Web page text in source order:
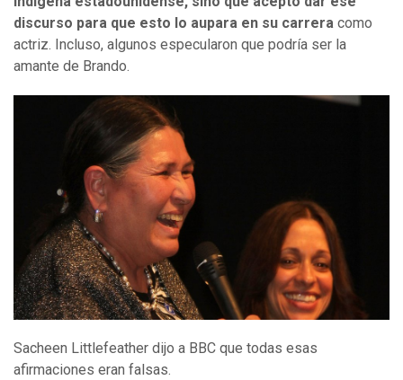
discurso para que esto lo aupara en su carrera como
actriz. Incluso, algunos especularon que podría ser la
amante de Brando.
Sacheen Littlefeather dijo a BBC que todas esas
afirmaciones eran falsas.